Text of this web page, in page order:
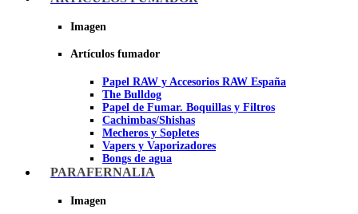
Imagen
Artículos fumador
Papel RAW y Accesorios RAW España
The Bulldog
Papel de Fumar. Boquillas y Filtros
Cachimbas/Shishas
Mecheros y Sopletes
Vapers y Vaporizadores
Bongs de agua
Bandejas para liar
Ceniceros para Fumadores
PARAFERNALIA
Imagen